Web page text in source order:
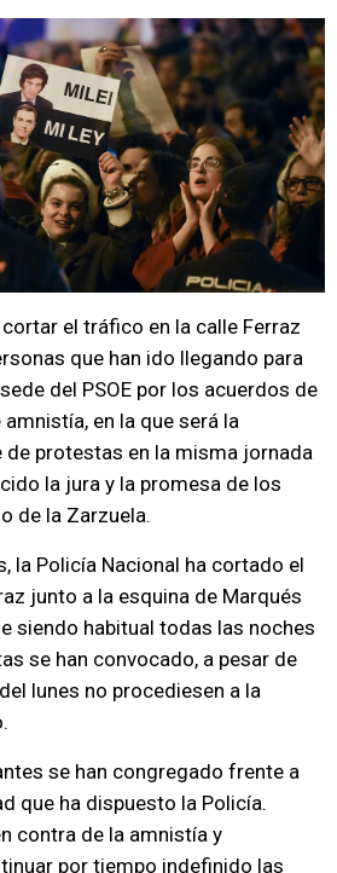
el tráfico en la calle Ferraz
que han ido llegando para
del PSOE por los acuerdos de
en la que será la
de protestas en la misma jornada
la jura y la promesa de los
de la Zarzuela.
la Policía Nacional ha cortado el
junto a la esquina de Marqués
siendo habitual todas las noches
se han convocado, a pesar de
lunes no procediesen a la
se han congregado frente a
que ha dispuesto la Policía.
contra de la amnistía y
por tiempo indefinido las